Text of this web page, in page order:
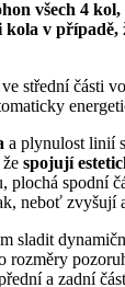
všech 4 kol,
v případě,
střední části
a plynulost linií
spojují
spodní
neboť
sladit
rozměry
a zadní